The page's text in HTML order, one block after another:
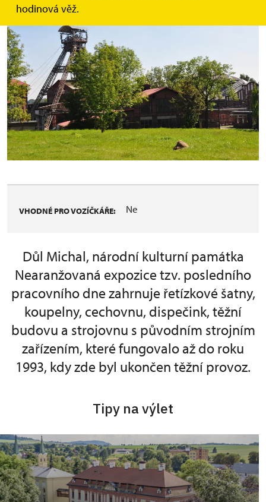
hodinová věž.
VHODNÉ PRO VOZÍČKÁŘE: Ne
Důl Michal, národní kulturní památka
Nearanžovaná expozice tzv. posledního
pracovního dne zahrnuje řetízkové šatny,
koupelny, cechovnu, dispečink, těžní
budovu a strojovnu s původním strojním
zařízením, které fungovalo až do roku
1993, kdy zde byl ukončen těžní provoz.
Tipy na výlet